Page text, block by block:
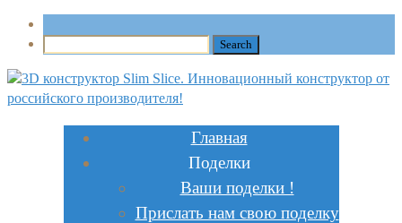
Главная
Поделки
Ваши поделки !
Прислать нам свою поделку